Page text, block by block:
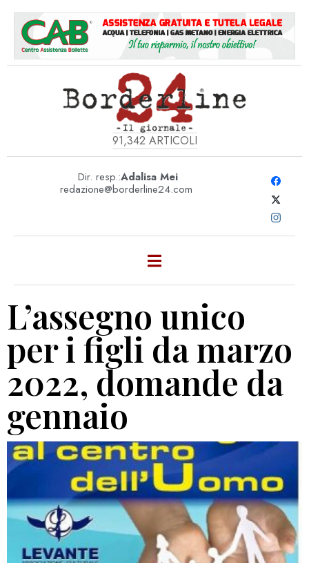
91,342 ARTICOLI
Dir. resp.:Adalisa Mei
redazione@borderline24.com
L’assegno unico
per i figli da marzo
2022, domande da
gennaio